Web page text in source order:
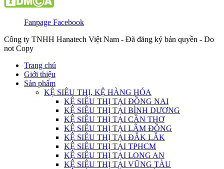
Fanpage Facebook
Công ty TNHH Hanatech Việt Nam - Đã đăng ký bản quyền - Do
not Copy
Trang chủ
Giới thiệu
Sản phẩm
KỆ SIÊU THỊ, KỆ HÀNG HÓA
KỆ SIÊU THỊ TẠI ĐỒNG NAI
KỆ SIÊU THỊ TẠI BÌNH DƯƠNG
KỆ SIÊU THỊ TẠI CẦN THƠ
KỆ SIÊU THỊ TẠI LÂM ĐỒNG
KỆ SIÊU THỊ TẠI ĐẮK LẮK
KỆ SIÊU THỊ TẠI TPHCM
KỆ SIÊU THỊ TẠI LONG AN
KỆ SIÊU THỊ TẠI VŨNG TÀU